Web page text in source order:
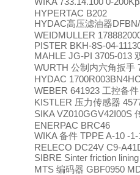
HYPERTAC B202
HYDAC高压滤油器
WEIDMULLER
PISTER BKH-8S-04-
MAHLE JG-PI 3705-013
WURTH 公制内六角扳手
HYDAC
WEBER 641923 工控备件
KISTLER 压力传感器
SIKA VZ010GGV42I00S
ENERPAC BRC46
WIKA备件 TPPE A-10 -
RELECO DC24V C9-
SIBRE Sinter friction
MTS 编码器 GBF0950